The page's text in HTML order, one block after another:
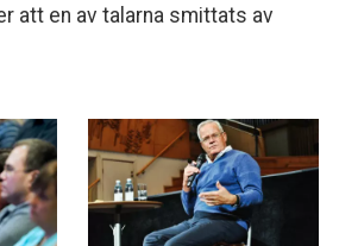
att en av talarna smittats av